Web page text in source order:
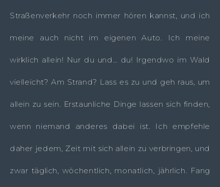
Straßenverkehr noch immer hören kannst, und ich
meine auch nicht im eigenen Auto. Ich meine
wirklich allein! Nur du und… du! Irgendwo im Wald
vielleicht? Am Strand? Lass es zu und geh raus, um
allein zu sein. Erstaunliche Dinge lassen sich finden,
wenn niemand anderes dabei ist. Ich empfehle
daher jedem, Zeit mit sich allein zu verbringen, und
zwar täglich, wöchentlich, monatlich, jährlich. Fang